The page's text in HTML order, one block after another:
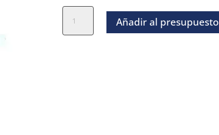
Socket
Inoxidable
Añadir al presupuesto